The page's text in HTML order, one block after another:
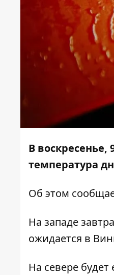
В
температура
Об этом
На западе
ожидается в
На севере